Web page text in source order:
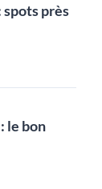
spots près
le bon